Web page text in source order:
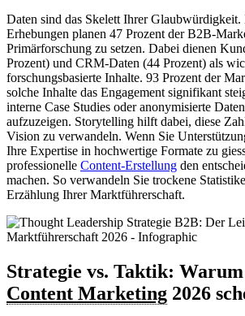
Daten sind das Skelett Ihrer Glaubwürdigkeit.
Erhebungen planen 47 Prozent der B2B-
Primärforschung zu setzen. Dabei dienen
Prozent) und CRM-Daten (44 Prozent) als
forschungsbasierte Inhalte. 93 Prozent der
solche Inhalte das Engagement signifikant
interne Case Studies oder anonymisierte
aufzuzeigen. Storytelling hilft dabei, diese
Vision zu verwandeln. Wenn Sie
Ihre Expertise in hochwertige Formate zu
professionelle Content-Erstellung den
machen. So verwandeln Sie trockene
Erzählung Ihrer Marktführerschaft.
Strategie vs. Taktik:
Content Marketing 2026